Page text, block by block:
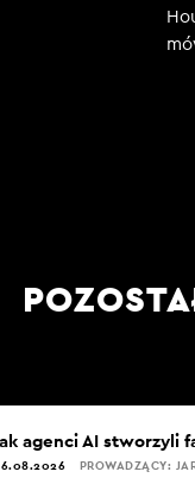
agenci AI stworzyli
PROWADZĄCY: